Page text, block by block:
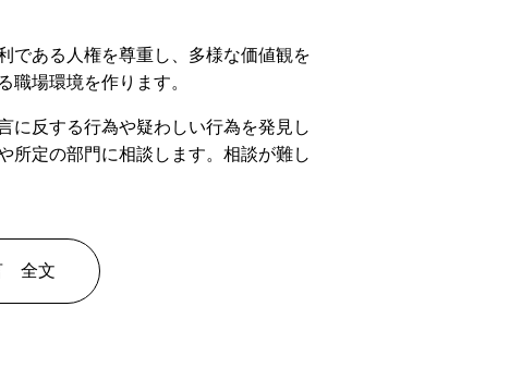
である人権を尊重し、多様な価値観を
職場環境を作ります。
に反する行為や疑わしい行為を発見し
所定の部門に相談します。相談が難し
全文